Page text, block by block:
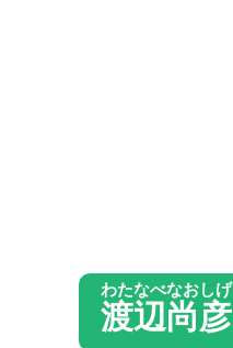
渡辺尚彦
わたなべなおしげ